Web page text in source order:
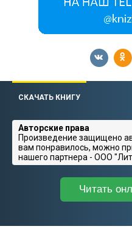
СКАЧАТЬ КНИГУ
Авторские права
Произведение защищено
вам понравилось, можно
нашего партнера - ООО
Читать